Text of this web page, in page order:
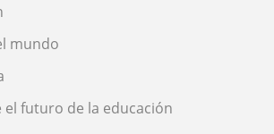
mundo
futuro de la educación